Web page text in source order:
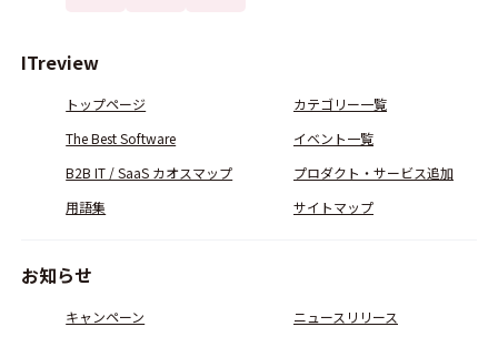
ITreview
トップページ
カテゴリー一覧
The Best Software
イベント一覧
B2B IT / SaaS カオスマップ
プロダクト・サービス追加
用語集
サイトマップ
お知らせ
キャンペーン ニュースリリース